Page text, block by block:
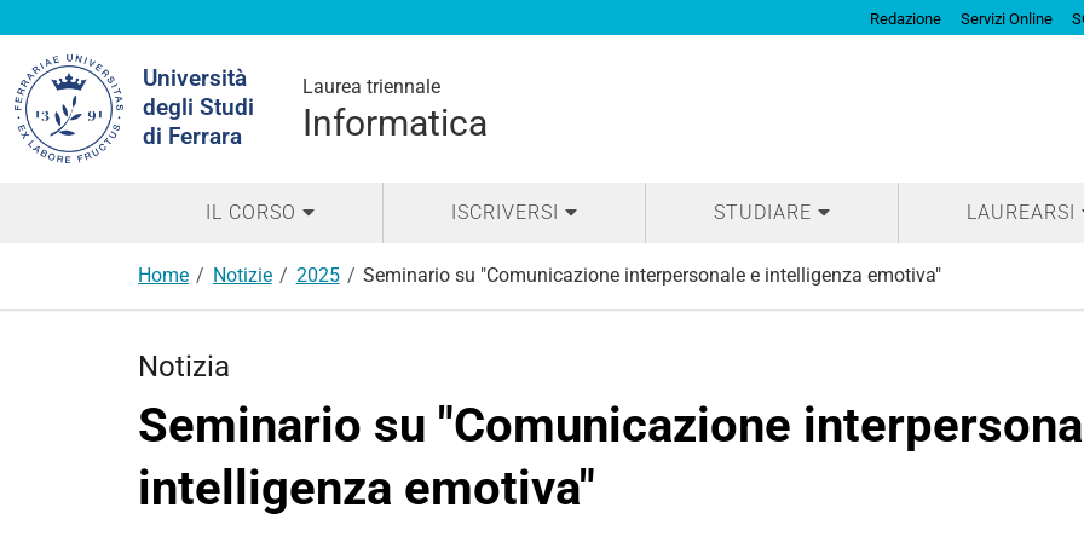
Redazione Servizi Online
Università
degli Studi
di Ferrara
Laurea triennale
Informatica
nel
sito
IL CORSO ISCRIVERSI STUDIARE LAUREARSI
Home Notizie 2025 Seminario su "Comunicazione interpersonale e intelligenza emotiva"
Notizia
Seminario su "Comunicazione
intelligenza emotiva"